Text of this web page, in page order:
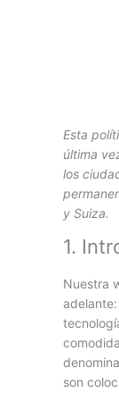
Esta
última
los
y Suiza.
1.
Nuestra
son